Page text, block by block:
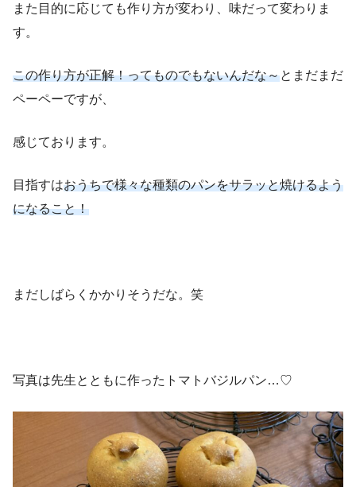
また目的に応じても作り方が変わり、味だって変わりま
す。
この作り方が正解！ってものでもないんだな～とまだまだ
ペーペーですが、
感じております。
目指すはおうちで様々な種類のパンをサラッと焼けるよう
になること！
まだしばらくかかりそうだな。笑
写真は先生とともに作ったトマトバジルパン…♡